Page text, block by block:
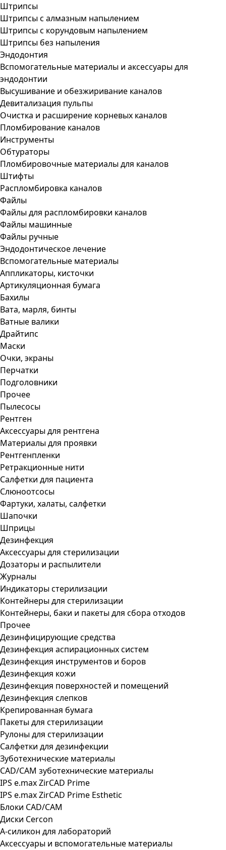
Штрипсы
Штрипсы c алмазным напылением
Штрипсы c корундовым напылением
Штрипсы без напыления
Эндодонтия
Вспомогательные материалы и аксессуары для
эндодонтии
Высушивание и обезжиривание каналов
Девитализация пульпы
Очистка и расширение корневых каналов
Пломбирование каналов
Инструменты
Обтураторы
Пломбировочные материалы для каналов
Штифты
Распломбировка каналов
Файлы
Файлы для распломбировки каналов
Файлы машинные
Файлы ручные
Эндодонтическое лечение
Вспомогательные материалы
Аппликаторы, кисточки
Артикуляционная бумага
Бахилы
Вата, марля, бинты
Ватные валики
Драйтипс
Маски
Очки, экраны
Перчатки
Подголовники
Прочее
Пылесосы
Рентген
Аксессуары для рентгена
Материалы для проявки
Рентгенпленки
Ретракционные нити
Салфетки для пациента
Слюноотсосы
Фартуки, халаты, салфетки
Шапочки
Шприцы
Дезинфекция
Аксессуары для стерилизации
Дозаторы и распылители
Журналы
Индикаторы стерилизации
Контейнеры для стерилизации
Контейнеры, баки и пакеты для сбора отходов
Прочее
Дезинфицирующие средства
Дезинфекция аспирационных систем
Дезинфекция инструментов и боров
Дезинфекция кожи
Дезинфекция поверхностей и помещений
Дезинфекция слепков
Крепированная бумага
Пакеты для стерилизации
Рулоны для стерилизации
Салфетки для дезинфекции
Зуботехнические материалы
CAD/CAM зуботехнические материалы
IPS e.max ZirCAD Prime
IPS e.max ZirCAD Prime Esthetic
Блоки CAD/CAM
Диски Cercon
А-силикон для лабораторий
Аксессуары и вспомогательные материалы